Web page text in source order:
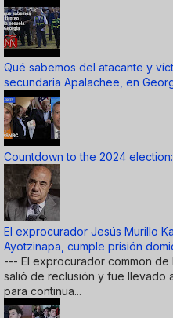
Qué sabemos del atacante y
secundaria Apalachee, en
Countdown to the 2024
El exprocurador Jesús Murillo
Ayotzinapa, cumple prisión
--- El exprocurador common de
salió de reclusión y fue llevado
para continua...